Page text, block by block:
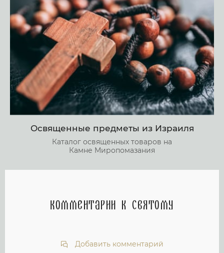
Освященные предметы из Израиля
Каталог освященных товаров на
Камне Миропомазания
Комментарии к святому
Добавить комментарий